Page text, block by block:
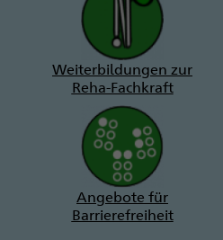
Weiterbildungen zur
Reha-Fachkraft
Angebote für
Barrierefreiheit